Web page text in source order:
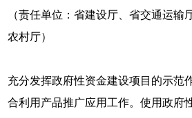
（责任单位：省建设厅、省交通运输
农村厅）
充分发挥政府性资金建设项目的示范
合利用产品推广应用工作。使用政府